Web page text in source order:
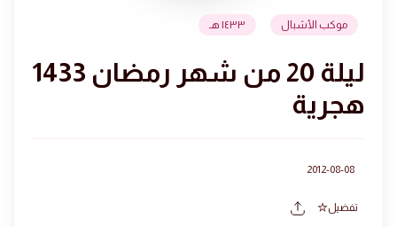
موكب الأشبال ١٤٣٣ هـ
ليلة 20 من شهر رمضان 1433
هجرية
2012-08-08
تفضيل